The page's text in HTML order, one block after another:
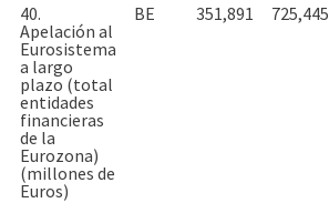
40.
Apelación al
Eurosistema
a largo
plazo (total
entidades
financieras
de la
Eurozona)
(millones de
Euros)
BE 351,891 725,445